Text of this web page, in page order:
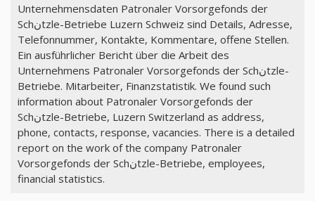
Unternehmensdaten Patronaler Vorsorgefonds der
Schنtzle-Betriebe Luzern Schweiz sind Details, Adresse,
Telefonnummer, Kontakte, Kommentare, offene Stellen.
Ein ausführlicher Bericht über die Arbeit des
Unternehmens Patronaler Vorsorgefonds der Schنtzle-
Betriebe. Mitarbeiter, Finanzstatistik. We found such
information about Patronaler Vorsorgefonds der
Schنtzle-Betriebe, Luzern Switzerland as address,
phone, contacts, response, vacancies. There is a detailed
report on the work of the company Patronaler
Vorsorgefonds der Schنtzle-Betriebe, employees,
financial statistics.